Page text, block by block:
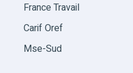
France Travail
Carif Oref
Mse-Sud